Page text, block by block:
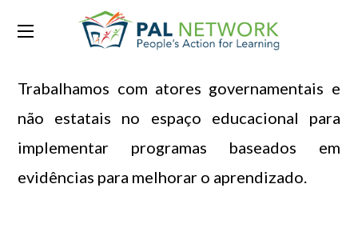
Ação
Trabalhamos com atores governamentais e
não estatais no espaço educacional para
implementar programas baseados em
evidências para melhorar o aprendizado.